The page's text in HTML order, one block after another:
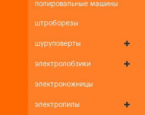
полировальные машины
штроборезы
шуруповерты
электролобзики
электроножницы
электропилы